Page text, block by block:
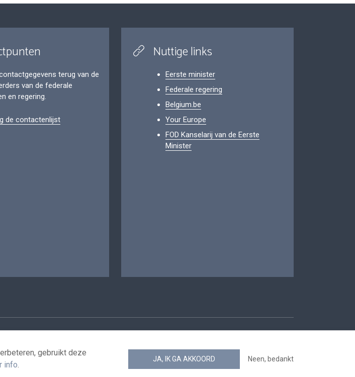
terug van de
van de federale
en regering.
de contactenlijst
Nuttige links
Eerste minister
Federale regering
Belgium.be
Your Europe
FOD Kanselarij van de Eerste
Minister
gebruikt deze
info.
JA, IK GA AKKOORD Neen, bedankt